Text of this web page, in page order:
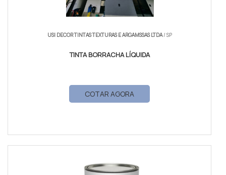
USI DECOR TINTAS TEXTURAS E ARGAMSSAS LTDA/ SP
TINTA BORRACHA LÍQUIDA
COTAR AGORA